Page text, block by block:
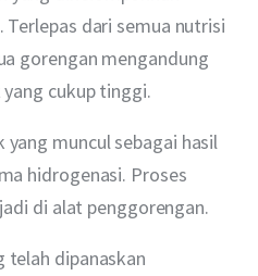
dari semua nutrisi
gorengan mengandung
cukup tinggi.
muncul sebagai hasil
hidrogenasi. Proses
di alat penggorengan.
telah dipanaskan